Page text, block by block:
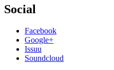
Social
Facebook
Google+
Issuu
Soundcloud